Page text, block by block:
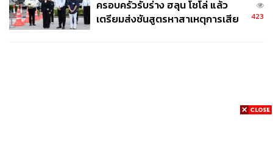
ครอบครัวรับร่าง ฮลุน โซโล่ แล้ว
เตรียมส่งชันสูตรหาสาเหตุการเสีย
423